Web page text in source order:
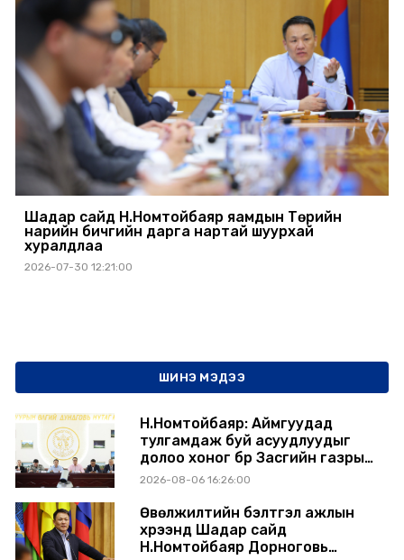
Шадар сайд Н.Номтойбаяр яамдын Төрийн
нарийн бичгийн дарга нартай шуурхай
хуралдлаа
2026-07-30 12:21:00
ШИНЭ МЭДЭЭ
Н.Номтойбаяр: Аймгуудад
тулгамдаж буй асуудлуудыг
долоо хоног бүр Засгийн газрын
хуралдаанд танилцуулж,
2026-08-06 16:26:00
Өвөлжилтийн бэлтгэл ажлын
хүрээнд Шадар сайд
Н.Номтойбаяр Дорноговь